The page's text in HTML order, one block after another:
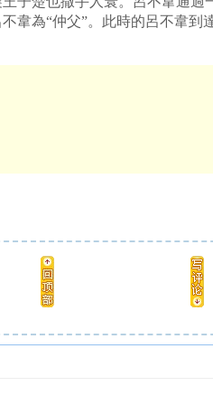
韋為“仲父”。此時的呂不韋到